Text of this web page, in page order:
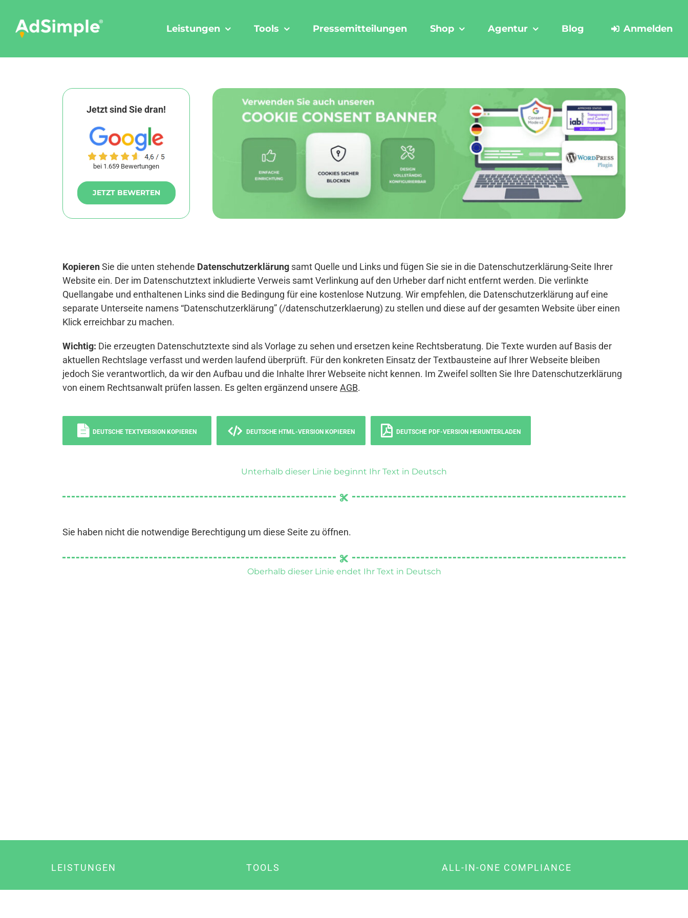
content
Leistungen Tools Pressemitteilungen Shop Agentur Blog Anmelden
Jetzt sind Sie dran!
bei 1.659 Bewertungen
JETZT BEWERTEN
KopierenSie die unten stehende Datenschutzerklärung samt Quelle und Links und fügen Sie sie in die Datenschutzerklärung-Seite Ihrer
Website ein. Der im Datenschutztext inkludierte Verweis samt Verlinkung auf den Urheber darf nicht entfernt werden. Die verlinkte
Quellangabe und enthaltenen Links sind die Bedingung für eine kostenlose Nutzung. Wir empfehlen, die Datenschutzerklärung auf eine
separate Unterseite namens “Datenschutzerklärung” (/datenschutzerklaerung) zu stellen und diese auf der gesamten Website über einen
Klick erreichbar zu machen.
Wichtig: Die erzeugten Datenschutztexte sind als Vorlage zu sehen und ersetzen keine Rechtsberatung. Die Texte wurden auf Basis der
aktuellen Rechtslage verfasst und werden laufend überprüft. Für den konkreten Einsatz der Textbausteine auf Ihrer Webseite bleiben
jedoch Sie verantwortlich, da wir den Aufbau und die Inhalte Ihrer Webseite nicht kennen. Im Zweifel sollten Sie Ihre Datenschutzerklärung
von einem Rechtsanwalt prüfen lassen. Es gelten ergänzend unsere AGB.
DEUTSCHE TEXTVERSION KOPIEREN DEUTSCHE HTML-VERSION KOPIEREN DEUTSCHE PDF-VERSION HERUNTERLADEN
Unterhalb dieser Linie beginnt Ihr Text in Deutsch
Sie haben nicht die notwendige Berechtigung um diese Seite zu öffnen.
Oberhalb dieser Linie endet Ihr Text in Deutsch
LEISTUNGEN TOOLS ALL-IN-ONE COMPLIANCE